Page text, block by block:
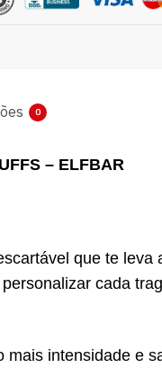
0
– ELFBAR
que te leva
cada
intensidade e